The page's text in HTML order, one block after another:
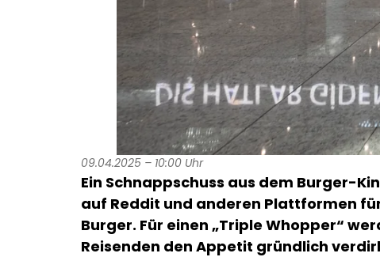
09.04.2025 – 10:00 Uhr
Ein Schnappschuss aus dem Burger-
auf Reddit und anderen Plattformen
Burger. Für einen „Triple Whopper“
Reisenden den Appetit gründlich